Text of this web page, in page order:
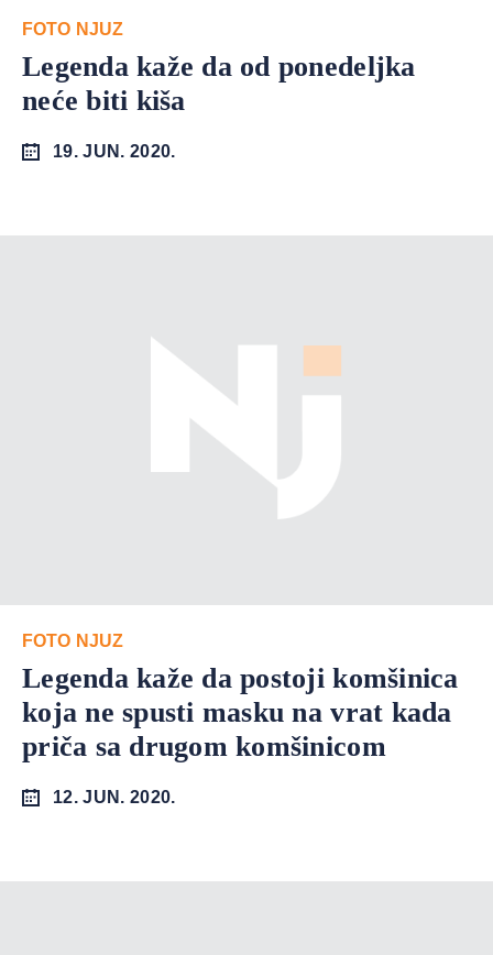
FOTO NJUZ
Legenda kaže da od ponedeljka
neće biti kiša
19. JUN. 2020.
FOTO NJUZ
Legenda kaže da postoji komšinica
koja ne spusti masku na vrat kada
priča sa drugom komšinicom
12. JUN. 2020.